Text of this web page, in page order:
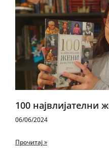
100 највлијателни
06/06/2024
Прочитај »